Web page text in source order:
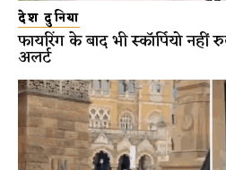
देश दुनिया
फायरिंग के बाद भी स्कॉर्पियो नहीं
अलर्ट